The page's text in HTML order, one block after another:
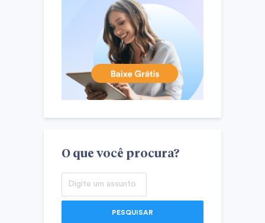
O que você procura?
PESQUISAR